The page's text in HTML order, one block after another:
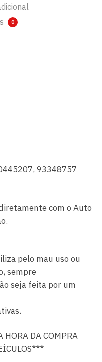
0
93348757
com o Auto
pelo mau uso ou
sempre
seja feita por um
HORA DA COMPRA